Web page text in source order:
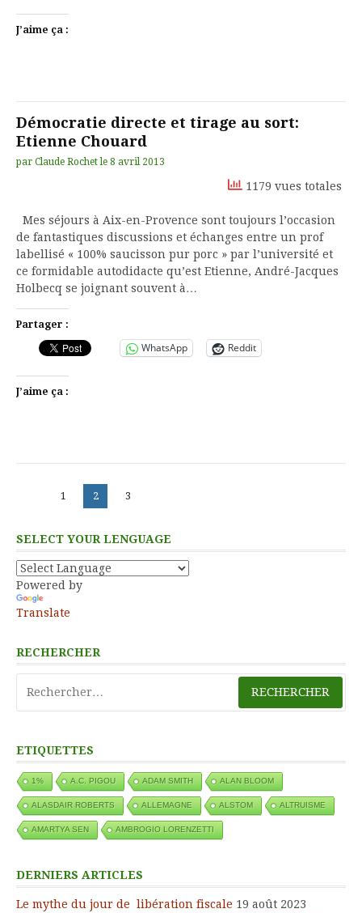
J’aime ça :
Démocratie directe et tirage au sort:
Etienne Chouard
par Claude Rochet le 8 avril 2013
1179 vues totales
Mes séjours à Aix-en-Provence sont toujours l’occasion
de fantastiques discussions et échanges entre un prof
labellisé « 100% saucisson pur porc » par l’université et
ce formidable autodidacte qu’est Etienne, André-Jacques
Holbecq se joignant souvent à…
Partager :
WhatsApp Reddit
J’aime ça :
Pagination
publications
Page
1 Page
2 Page
3
SELECT YOUR LENGUAGE
Powered by
Translate
RECHERCHER
ETIQUETTES
1% A.C. PIGOU ADAM SMITH ALAN BLOOM
ALASDAIR ROBERTS ALLEMAGNE ALSTOM ALTRUISME
AMARTYA SEN AMBROGIO LORENZETTI
DERNIERS ARTICLES
Le mythe du jour de libération fiscale 19 août 2023